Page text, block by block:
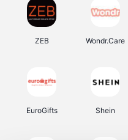
ZEB Wondr.Care
EuroGifts Shein